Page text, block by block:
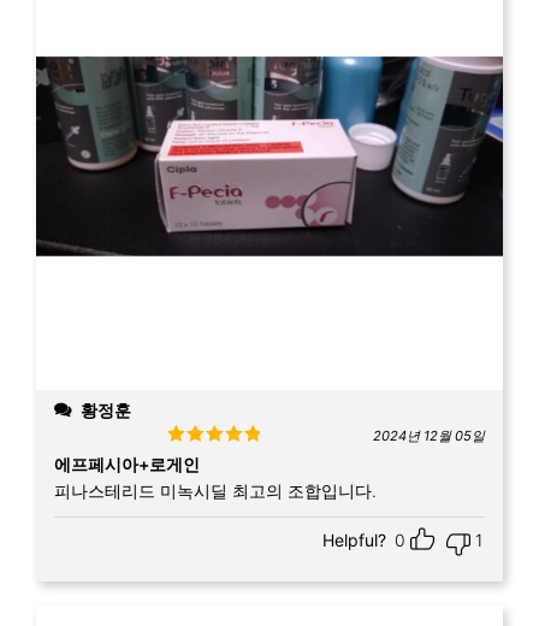
황정훈
Rated
of 5
2024년 12월 05일
에프페시아+로게인
피나스테리드 미녹시딜 최고의 조합입니다.
Helpful? 0 1